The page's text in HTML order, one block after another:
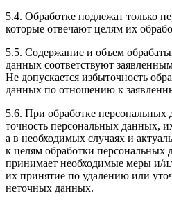
5.4. Обработке подлежат только
которые отвечают целям их
5.5. Содержание и объем
данных соответствуют
Не допускается избыточность
данных по отношению к
5.6. При обработке персональных
точность персональных данных,
а в необходимых случаях и
к целям обработки персональных
принимает необходимые меры и/
их принятие по удалению или
неточных данных.